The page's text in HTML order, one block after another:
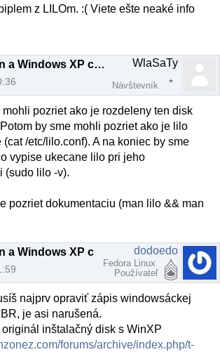
z LILOm. :( Viete ešte neaké info
Re: Debian a Windows XP cez LILO WlaSaTy
Návštevník
mohli pozriet ako je rozdeleny ten disk
by sme mohli pozriet ako je lilo
/etc/lilo.conf). A na koniec by sme
vypise ukecane lilo pri jeho
(sudo lilo -v).
pozriet dokumentaciu (man lilo && man
dodoedo
Fedora Linux
Používateľ
najprv opraviť zápis windowsáckej
je asi narušená.
originál inštalačný disk s WinXP
forums/archive/index.php/t-